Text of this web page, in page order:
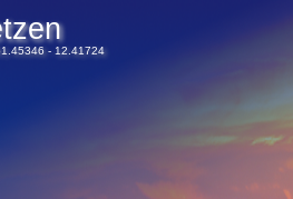
- 12.41724